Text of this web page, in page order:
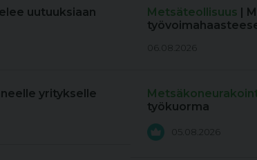
uutuuksiaan
yritykselle
Metsäteollisuus |
06.08.2026
työkuorma
05.08.2026